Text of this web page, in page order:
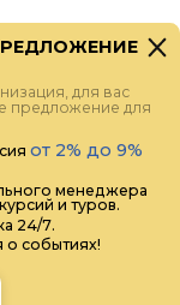
для вас
предложение для
от 2% до 9%
менеджера
и туров.
24/7.
событиях!